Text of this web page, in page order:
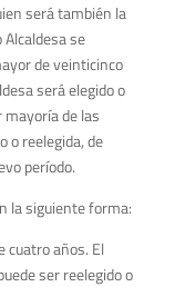
será también la
se
de veinticinco
será elegido o
mayoría de las
o reelegida, de
período.
la siguiente forma:
cuatro años. El
ser reelegido o